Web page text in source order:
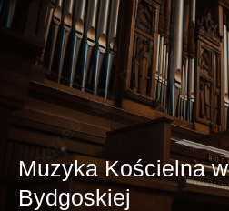
Przejdź
treści
Muzyka Kościelna
Bydgoskiej
Main
Menu